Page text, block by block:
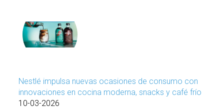
Nestlé impulsa nuevas ocasiones de consumo con
innovaciones en cocina moderna, snacks y café frío
10-03-2026